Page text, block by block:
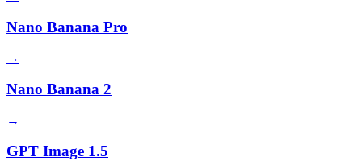
Nano Banana Pro
→
Nano Banana 2
→
GPT Image 1.5